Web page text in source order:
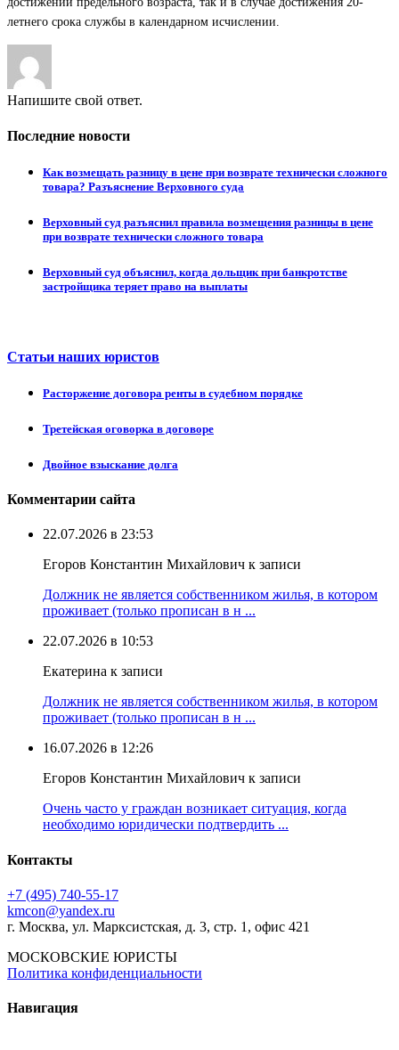
летнего срока службы в календарном исчислении.
Напишите свой ответ.
Последние новости
Как возмещать разницу в цене при возврате технически сложного
товара? Разъяснение Верховного суда
Верховный суд разъяснил правила возмещения разницы в цене
при возврате технически сложного товара
Верховный суд объяснил, когда дольщик при банкротстве
застройщика теряет право на выплаты
Статьи наших юристов
Расторжение договора ренты в судебном порядке
Третейская оговорка в договоре
Двойное взыскание долга
Комментарии сайта
22.07.2026 в 23:53
Егоров Константин Михайлович к записи
Должник не является собственником жилья, в котором
проживает (только прописан в н ...
22.07.2026 в 10:53
Екатерина к записи
Должник не является собственником жилья, в котором
проживает (только прописан в н ...
16.07.2026 в 12:26
Егоров Константин Михайлович к записи
Очень часто у граждан возникает ситуация, когда
необходимо юридически подтвердить ...
Контакты
+7 (495) 740‑55‑17
kmcon@yandex.ru
г. Москва, ул. Марксистская, д. 3, стр. 1, офис 421
МОСКОВСКИЕ ЮРИСТЫ
Политика конфиденциальности
Навигация